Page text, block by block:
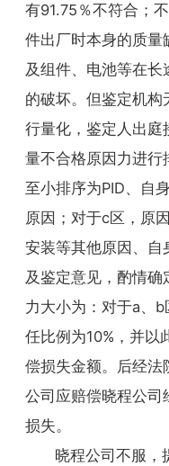
有91.75％不符合；
件出厂时本身的质量
及组件、电池等在
的破坏。但鉴定机
行量化，鉴定人出庭
量不合格原因力进行
至小排序为PID、自
原因；对于c区，原
安装等其他原因、自
及鉴定意见，酌情确
力大小为：对于a、
任比例为10%，并以
偿损失金额。后经法
公司应赔偿晓程公
损失。
晓程公司不服，